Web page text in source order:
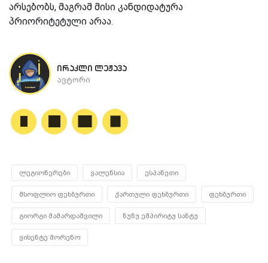
არსებობს, მაგრამ მისი კანდიდატურა
პრიორიტეტული არაა.
ირაკლი ლეჟავა
ავტორი
ლეგიონერები ვალენსია ესპანეთი
მსოფლიო ფეხბურთი ქართული ფეხბურთი ფეხბურთი
გიორგი მამარდაშვილი ნუნუ ეშპირიტუ სანტუ
ვისენტე მორენო